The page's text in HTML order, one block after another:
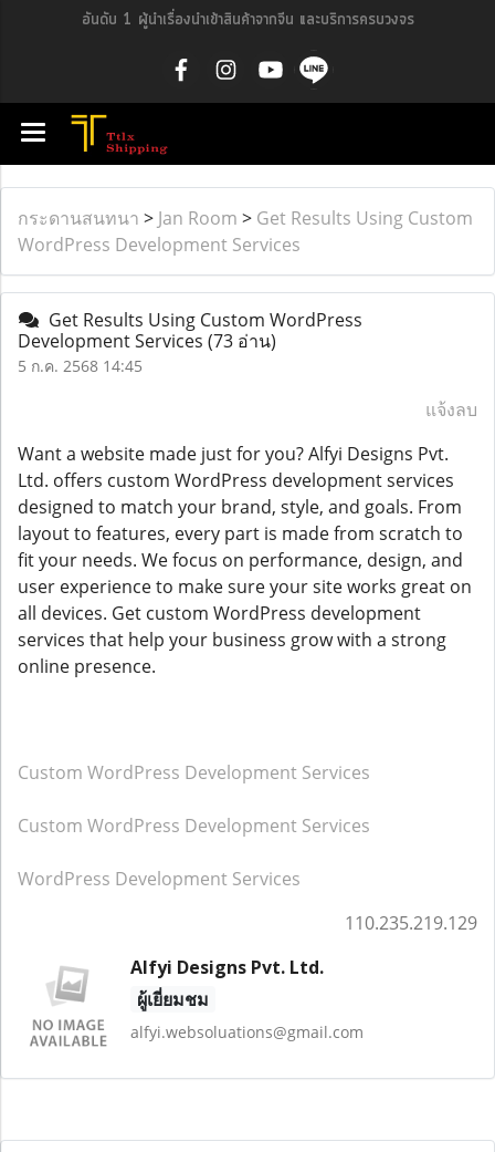
อันดับ 1 ผู้นำเรื่องนำเข้าสินค้าจากจีน และบริการครบวงจร
กระดานสนทนา > Jan Room > Get Results Using Custom
WordPress Development Services
Get Results Using Custom WordPress
Development Services (73 อ่าน)
5 ก.ค. 2568 14:45
แจ้งลบ
Want a website made just for you? Alfyi Designs Pvt.
Ltd. offers custom WordPress development services
designed to match your brand, style, and goals. From
layout to features, every part is made from scratch to
fit your needs. We focus on performance, design, and
user experience to make sure your site works great on
all devices. Get custom WordPress development
services that help your business grow with a strong
online presence.
Custom WordPress Development Services
Custom WordPress Development Services
WordPress Development Services
110.235.219.129
Alfyi Designs Pvt. Ltd.
ผู้เยี่ยมชม
alfyi.websoluations@gmail.com